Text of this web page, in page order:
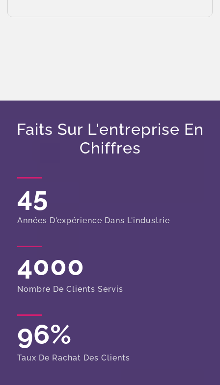
Faits Sur L'entreprise En
Chiffres
45
Années D'expérience Dans L'industrie
4000
Nombre De Clients Servis
96%
Taux De Rachat Des Clients